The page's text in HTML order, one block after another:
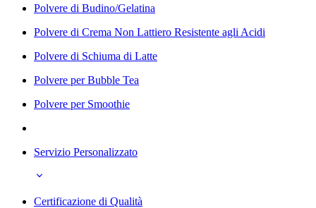
Polvere di Budino/Gelatina
Polvere di Crema Non Lattiero Resistente agli Acidi
Polvere di Schiuma di Latte
Polvere per Bubble Tea
Polvere per Smoothie
Servizio Personalizzato
Certificazione di Qualità